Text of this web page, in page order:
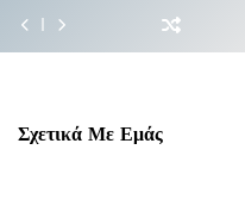
Σχετικά Με Εμάς